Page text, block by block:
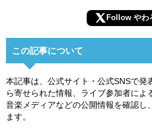
Follow やわ
この記事について
本記事は、公式サイト・公式SNSで発
ら寄せられた情報、ライブ参加者によ
音楽メディアなどの公開情報を確認し
ます。